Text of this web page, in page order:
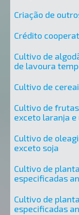
Criação de
Crédito
Cultivo de
de lavoura
Cultivo de
Cultivo de
exceto laranja e
Cultivo de
exceto soja
Cultivo de
especificadas
Cultivo de
especificadas